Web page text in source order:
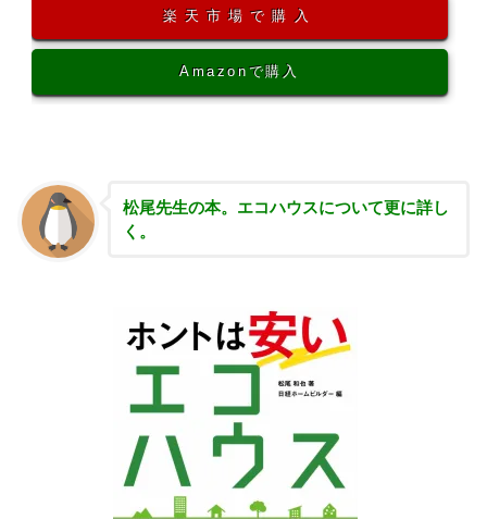
楽天市場で購入
Amazonで購入
松尾先生の本。エコハウスについて更に詳し
く。